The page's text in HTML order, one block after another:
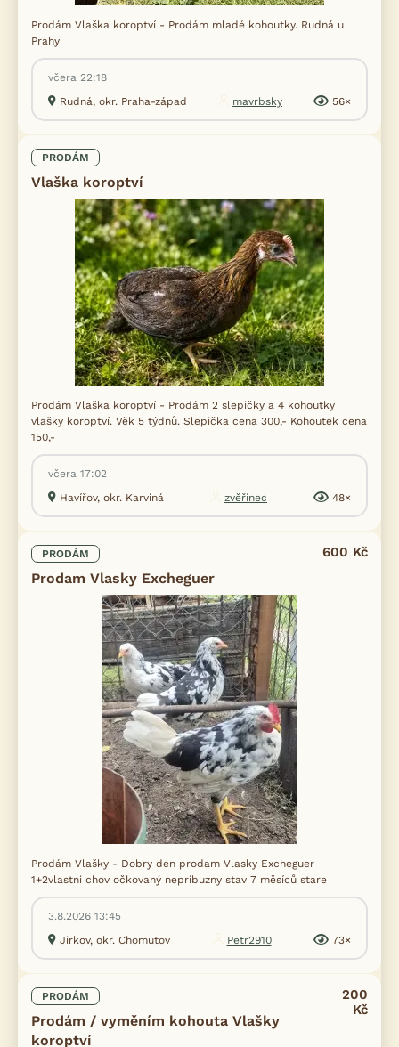
Prodám Vlaška koroptví - Prodám mladé kohoutky. Rudná u
Prahy
včera 22:18
Rudná, okr. Praha-západ
mavrbsky 56×
PRODÁM
Vlaška koroptví
Prodám Vlaška koroptví - Prodám 2 slepičky a 4 kohoutky
vlašky koroptví. Věk 5 týdnů. Slepička cena 300,- Kohoutek cena
150,-
včera 17:02
Havířov, okr. Karviná
zvěřinec 48×
PRODÁM
Prodam Vlasky Excheguer
600 Kč
Prodám Vlašky - Dobry den prodam Vlasky Excheguer
1+2vlastni chov očkovaný nepribuzny stav 7 měsíců stare
3.8.2026 13:45
Jirkov, okr. Chomutov
Petr2910 73×
PRODÁM
Prodám / vyměním kohouta Vlašky
koroptví
200
Kč